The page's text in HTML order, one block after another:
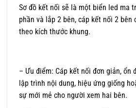
Sơ đồ kết nối sẽ là một biển led ma
phần và lắp 2 bên, cáp kết nối 2 bên
theo kích thước khung.
– Ưu điểm: Cáp kết nối đơn giản, ổn
lập trình nội dung, hiệu ứng giống
sự mới mẻ cho người xem hai bên.